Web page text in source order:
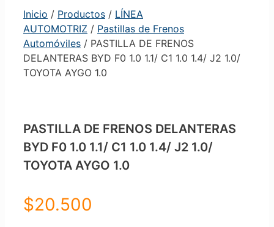
Inicio / Productos / LÍNEA
AUTOMOTRIZ / Pastillas de Frenos
Automóviles / PASTILLA DE FRENOS
DELANTERAS BYD F0 1.0 1.1/ C1 1.0 1.4/ J2 1.0/
TOYOTA AYGO 1.0
PASTILLA DE FRENOS DELANTERAS
BYD F0 1.0 1.1/ C1 1.0 1.4/ J2 1.0/
TOYOTA AYGO 1.0
$20.500